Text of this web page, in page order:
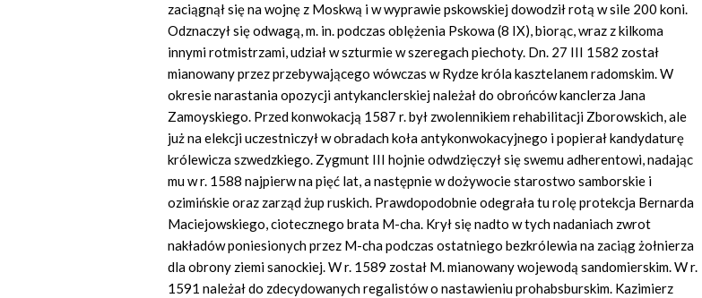
zaciągnął się na wojnę z Moskwą i w wyprawie pskowskiej dowodził rotą w sile 200 koni.
Odznaczył się odwagą, m. in. podczas oblężenia Pskowa (8 IX), biorąc, wraz z kilkoma
innymi rotmistrzami, udział w szturmie w szeregach piechoty. Dn. 27 III 1582 został
mianowanyprzez przebywającego wówczas w Rydze króla kasztelanem radomskim. W
okresie narastania opozycji antykanclerskiej należał do obrońców kanclerza Jana
Zamoyskiego. Przed konwokacją 1587 r. był zwolennikiem rehabilitacji Zborowskich, ale
już na elekcji uczestniczył w obradach koła antykonwokacyjnego i popierał kandydaturę
królewicza szwedzkiego. Zygmunt III hojnie odwdzięczył się swemu adherentowi, nadając
mu w r. 1588 najpierw na pięć lat, a następnie w dożywocie starostwo samborskie i
ozimińskie oraz zarząd żup ruskich. Prawdopodobnie odegrała tu rolę protekcja Bernarda
Maciejowskiego, ciotecznego brata M-cha. Krył się nadto w tych nadaniach zwrot
nakładów poniesionych przez M-cha podczas ostatniego bezkrólewia na zaciąg żołnierza
dla obrony ziemi sanockiej. W r. 1589 został M. mianowany wojewodą sandomierskim. W r.
1591 należał do zdecydowanych regalistów o nastawieniu prohabsburskim. Kazimierz